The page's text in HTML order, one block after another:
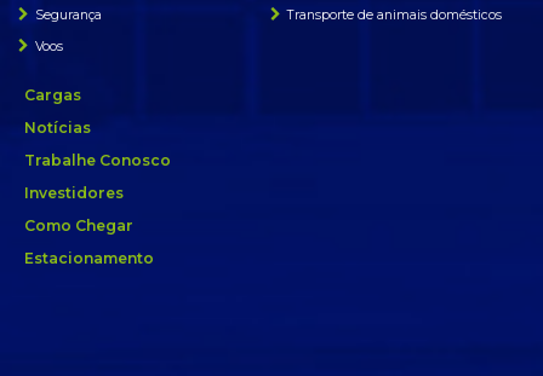
Segurança
Transporte de animais domésticos
Voos
Cargas
Notícias
Trabalhe Conosco
Investidores
Como Chegar
Estacionamento